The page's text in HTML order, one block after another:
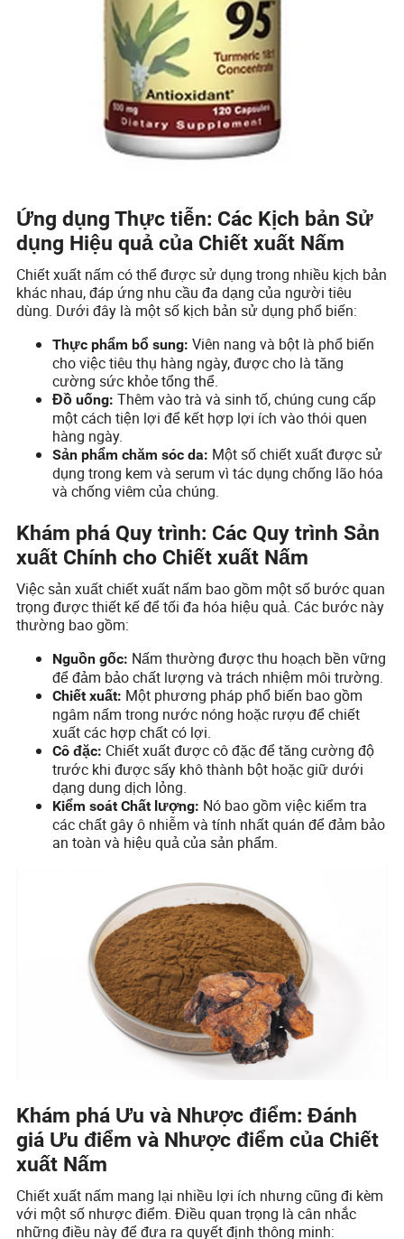
Ứng dụng Thực tiễn: Các Kịch bản Sử
dụng Hiệu quả của Chiết xuất Nấm
Chiết xuất nấm có thể được sử dụng trong nhiều kịch bản
khác nhau, đáp ứng nhu cầu đa dạng của người tiêu
dùng. Dưới đây là một số kịch bản sử dụng phổ biến:
Thực phẩm bổ sung: Viên nang và bột là phổ biến
cho việc tiêu thụ hàng ngày, được cho là tăng
cường sức khỏe tổng thể.
Đồ uống: Thêm vào trà và sinh tố, chúng cung cấp
một cách tiện lợi để kết hợp lợi ích vào thói quen
hàng ngày.
Sản phẩm chăm sóc da: Một số chiết xuất được sử
dụng trong kem và serum vì tác dụng chống lão hóa
và chống viêm của chúng.
Khám phá Quy trình: Các Quy trình Sản
xuất Chính cho Chiết xuất Nấm
Việc sản xuất chiết xuất nấm bao gồm một số bước quan
trọng được thiết kế để tối đa hóa hiệu quả. Các bước này
thường bao gồm:
Nguồn gốc: Nấm thường được thu hoạch bền vững
để đảm bảo chất lượng và trách nhiệm môi trường.
Chiết xuất: Một phương pháp phổ biến bao gồm
ngâm nấm trong nước nóng hoặc rượu để chiết
xuất các hợp chất có lợi.
Cô đặc: Chiết xuất được cô đặc để tăng cường độ
trước khi được sấy khô thành bột hoặc giữ dưới
dạng dung dịch lỏng.
Kiểm soát Chất lượng: Nó bao gồm việc kiểm tra
các chất gây ô nhiễm và tính nhất quán để đảm bảo
an toàn và hiệu quả của sản phẩm.
Khám phá Ưu và Nhược điểm: Đánh
giá Ưu điểm và Nhược điểm của Chiết
xuất Nấm
Chiết xuất nấm mang lại nhiều lợi ích nhưng cũng đi kèm
với một số nhược điểm. Điều quan trọng là cân nhắc
những điều này để đưa ra quyết định thông minh: